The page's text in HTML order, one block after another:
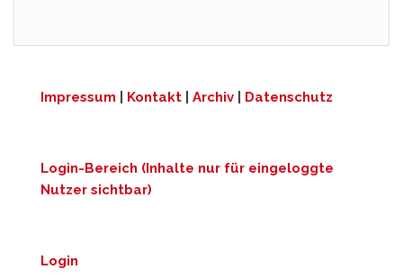
Impressum Kontakt Archiv Datenschutz
Login-Bereich (Inhalte nur für eingeloggte
Nutzer sichtbar)
Login